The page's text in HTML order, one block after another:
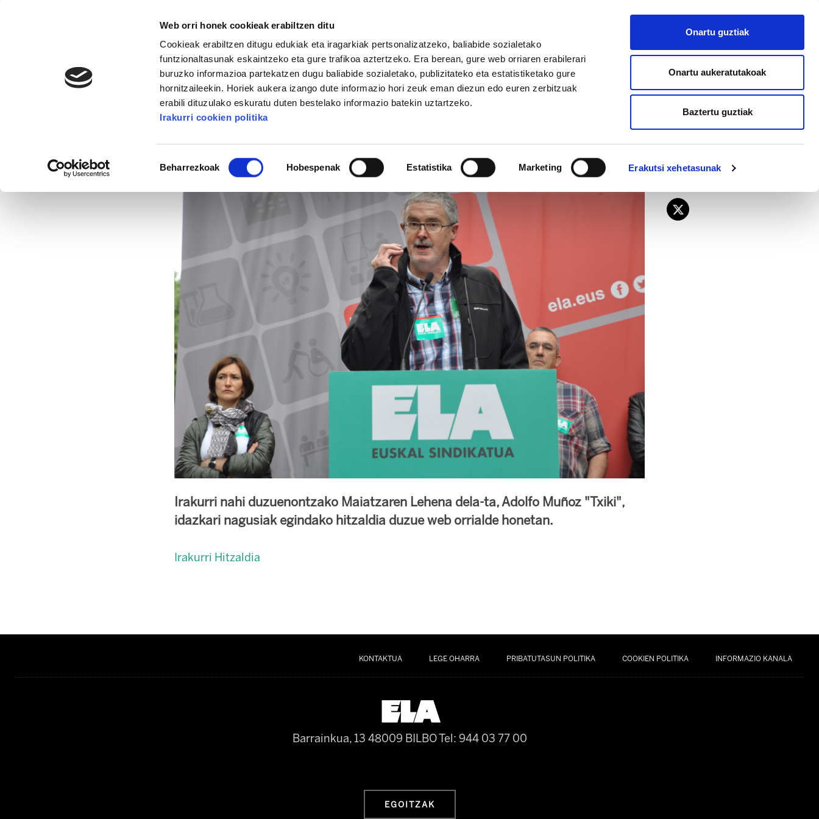
Web orri honek cookieak erabiltzen ditu
Cookieak erabiltzen ditugu edukiak eta iragarkiak pertsonalizatzeko, baliabide sozialetako
funtzionaltasunak eskaintzeko eta gure trafikoa aztertzeko. Era berean, gure web orriaren erabilerari
buruzko informazioa partekatzen dugu baliabide sozialetako, publizitateko eta estatistiketako gure
hornitzaileekin. Horiek aukera izango dute informazio hori zeuk eman diezun edo euren zerbitzuak
erabili dituzulako eskuratu duten bestelako informazio batekin uztartzeko.
Irakurri cookien politika
Beharrezkoak Hobespenak Estatistika Marketing Erakutsi xehetasunak
Onartu guztiak
Onartu aukeratutakoak
Baztertu guztiak
AFILIATU
MANU ROBLES-ARANGIZ FUNDAZIOA BIDELAGUN FUNDAZIOA
Maiatzaren Leheneko hitzaldia
Irakurri nahi duzuenontzako Maiatzaren Lehena dela-ta, Adolfo Muñoz "Txiki",
idazkari nagusiak egindako hitzaldia duzue web orrialde honetan.
Irakurri Hitzaldia
KONTAKTUA LEGE OHARRA PRIBATUTASUN POLITIKA COOKIEN POLITIKA INFORMAZIO KANALA
Barrainkua, 13 48009 BILBOTel: 944 03 77 00
EGOITZAK